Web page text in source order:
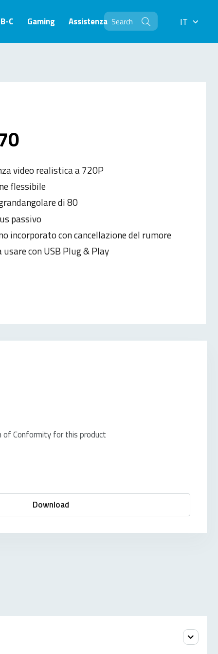
C Gaming Assistenza IT
IT
video realistica a 720P
flessibile
di 80
passivo
incorporato con cancellazione del rumore
usare con USB Plug & Play
of Conformity for this product
Download